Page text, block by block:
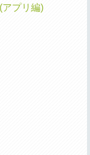
プリ編)